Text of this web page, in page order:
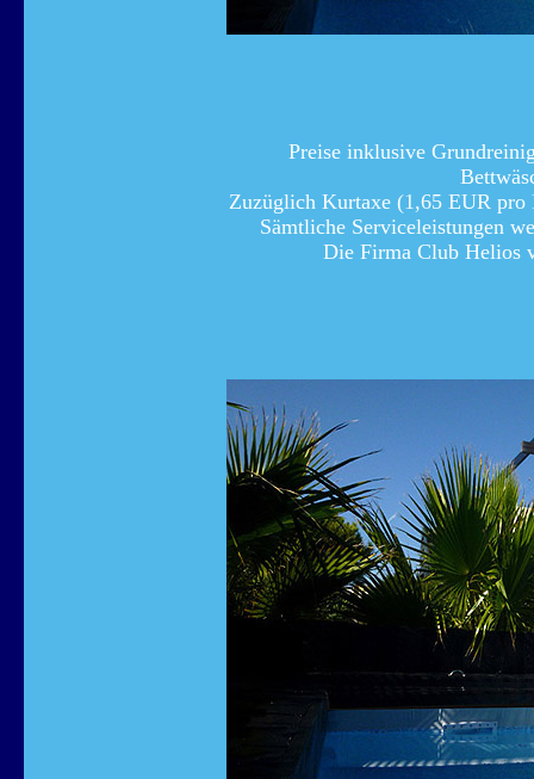
Preise inklusive
Zuzüglich Kurtaxe (1,65 EUR pro
Sämtliche Serviceleistungen
Die Firma Club Helios